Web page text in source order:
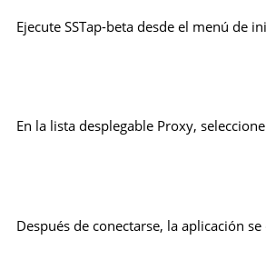
Ejecute SSTap-beta desde el menú de
En la lista desplegable Proxy,
Después de conectarse, la aplicación